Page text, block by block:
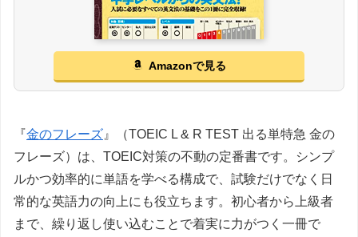
Amazonで見る
『金のフレーズ 』（TOEIC L & R TEST 出る単特急 金の
フレーズ）は、TOEIC対策の不動の定番書です。シンプ
ルかつ効率的に単語を学べる構成で、試験だけでなく日
常的な英語力の向上にも役立ちます。初心者から上級者
まで、繰り返し使い込むことで着実に力がつく一冊で